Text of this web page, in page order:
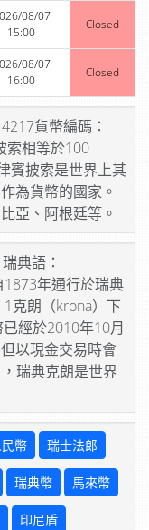
08/07
15:00
Closed
08/07
16:00
Closed
貨幣編碼：
索相等於100
賓披索是世界上其
為貨幣的國家。
亞、阿根廷等。
典語：
1873年通行於瑞典
克朗（krona）下
經於2010年10月
以現金交易時會
瑞典克朗是世界
幣 瑞士法郎
瑞典幣 馬來幣
印尼盾